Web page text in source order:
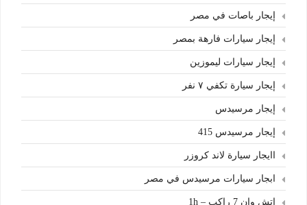
إيجار باصات في مصر
إيجار سيارات فارهة بمصر
إيجار سيارات ليموزين
إيجار سيارة تكفي ٧ نفر
إيجار مرسيدس
إيجار مرسيدس 415
اايجار سيارة لاند كروزر
ابجار سيارات مرسيدس في مصر
اتش وان 7 راكب – 1h